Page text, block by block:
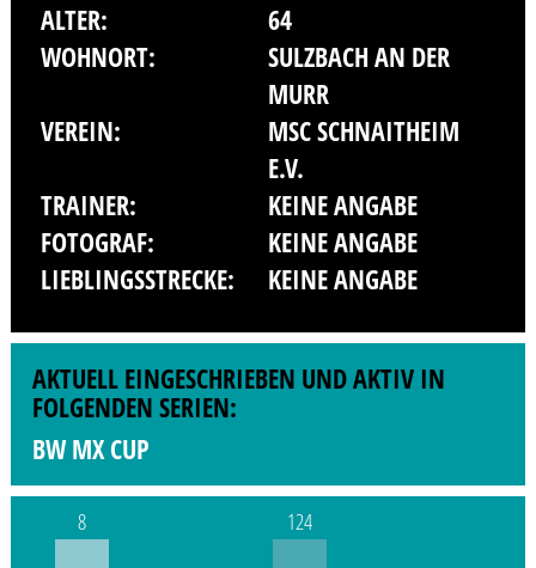
ALTER:
64
WOHNORT:
SULZBACH AN DER
MURR
VEREIN:
MSC SCHNAITHEIM
E.V.
TRAINER:
KEINE ANGABE
FOTOGRAF:
KEINE ANGABE
LIEBLINGSSTRECKE:
KEINE ANGABE
AKTUELL EINGESCHRIEBEN UND AKTIV IN
FOLGENDEN SERIEN:
BW MX CUP
8 124